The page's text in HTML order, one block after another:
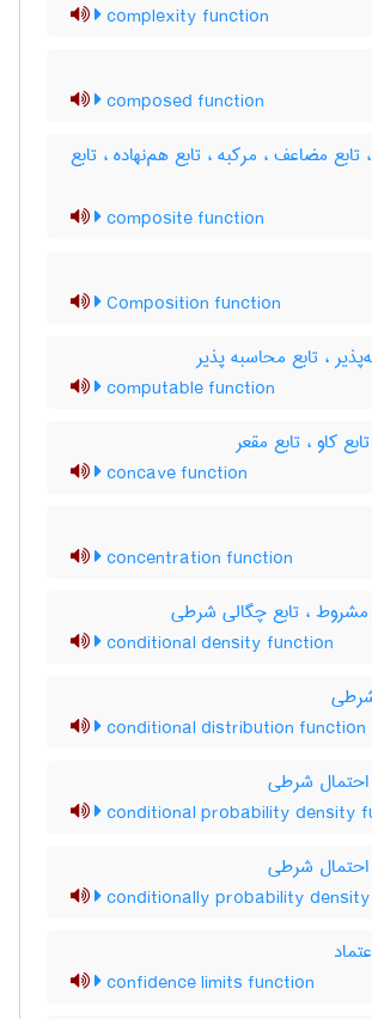
complexity function
composed function
مضاعف ، مرکبه ، تابع هم‌نهاده ، تابع
composite function
Composition function
، تابع محاسبه پذیر
computable function
کاو ، تابع مقعر
concave function
concentration function
مشروط ، تابع چگالی شرطی
conditional density function
شرطی
conditional distribution function
احتمال شرطی
conditional probability density
احتمال شرطی
conditionally probability
confidence limits function